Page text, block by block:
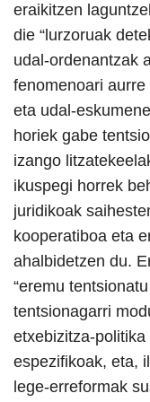
eraikitzen
die “lurzoruak
udal-ordenantzak
fenomenoari
eta udal-
horiek gabe
izango
ikuspegi horrek
juridikoak
kooperatiboa eta
ahalbidetzen du.
“eremu
tentsionagarri
etxebizitza-
espezifikoak, eta,
lege-erreformak